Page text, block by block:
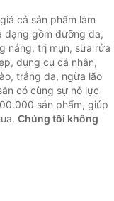
cả sản phẩm làm
dạng gồm dưỡng da,
nắng, trị mụn, sữa rửa
dụng cụ cá nhân,
trắng da, ngừa lão
có cùng sự nỗ lực
sản phẩm, giúp
Chúng tôi không